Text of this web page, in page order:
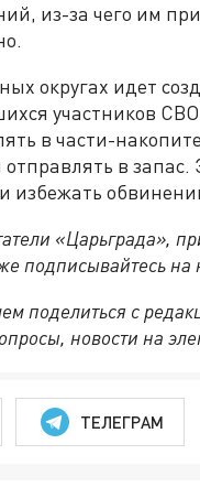
из-за чего им
округах идет
участников
в части-
отправлять в
избежать
«Царьграда»,
подписывайтесь на
поделиться с
новости на
ТЕЛЕГРАМ